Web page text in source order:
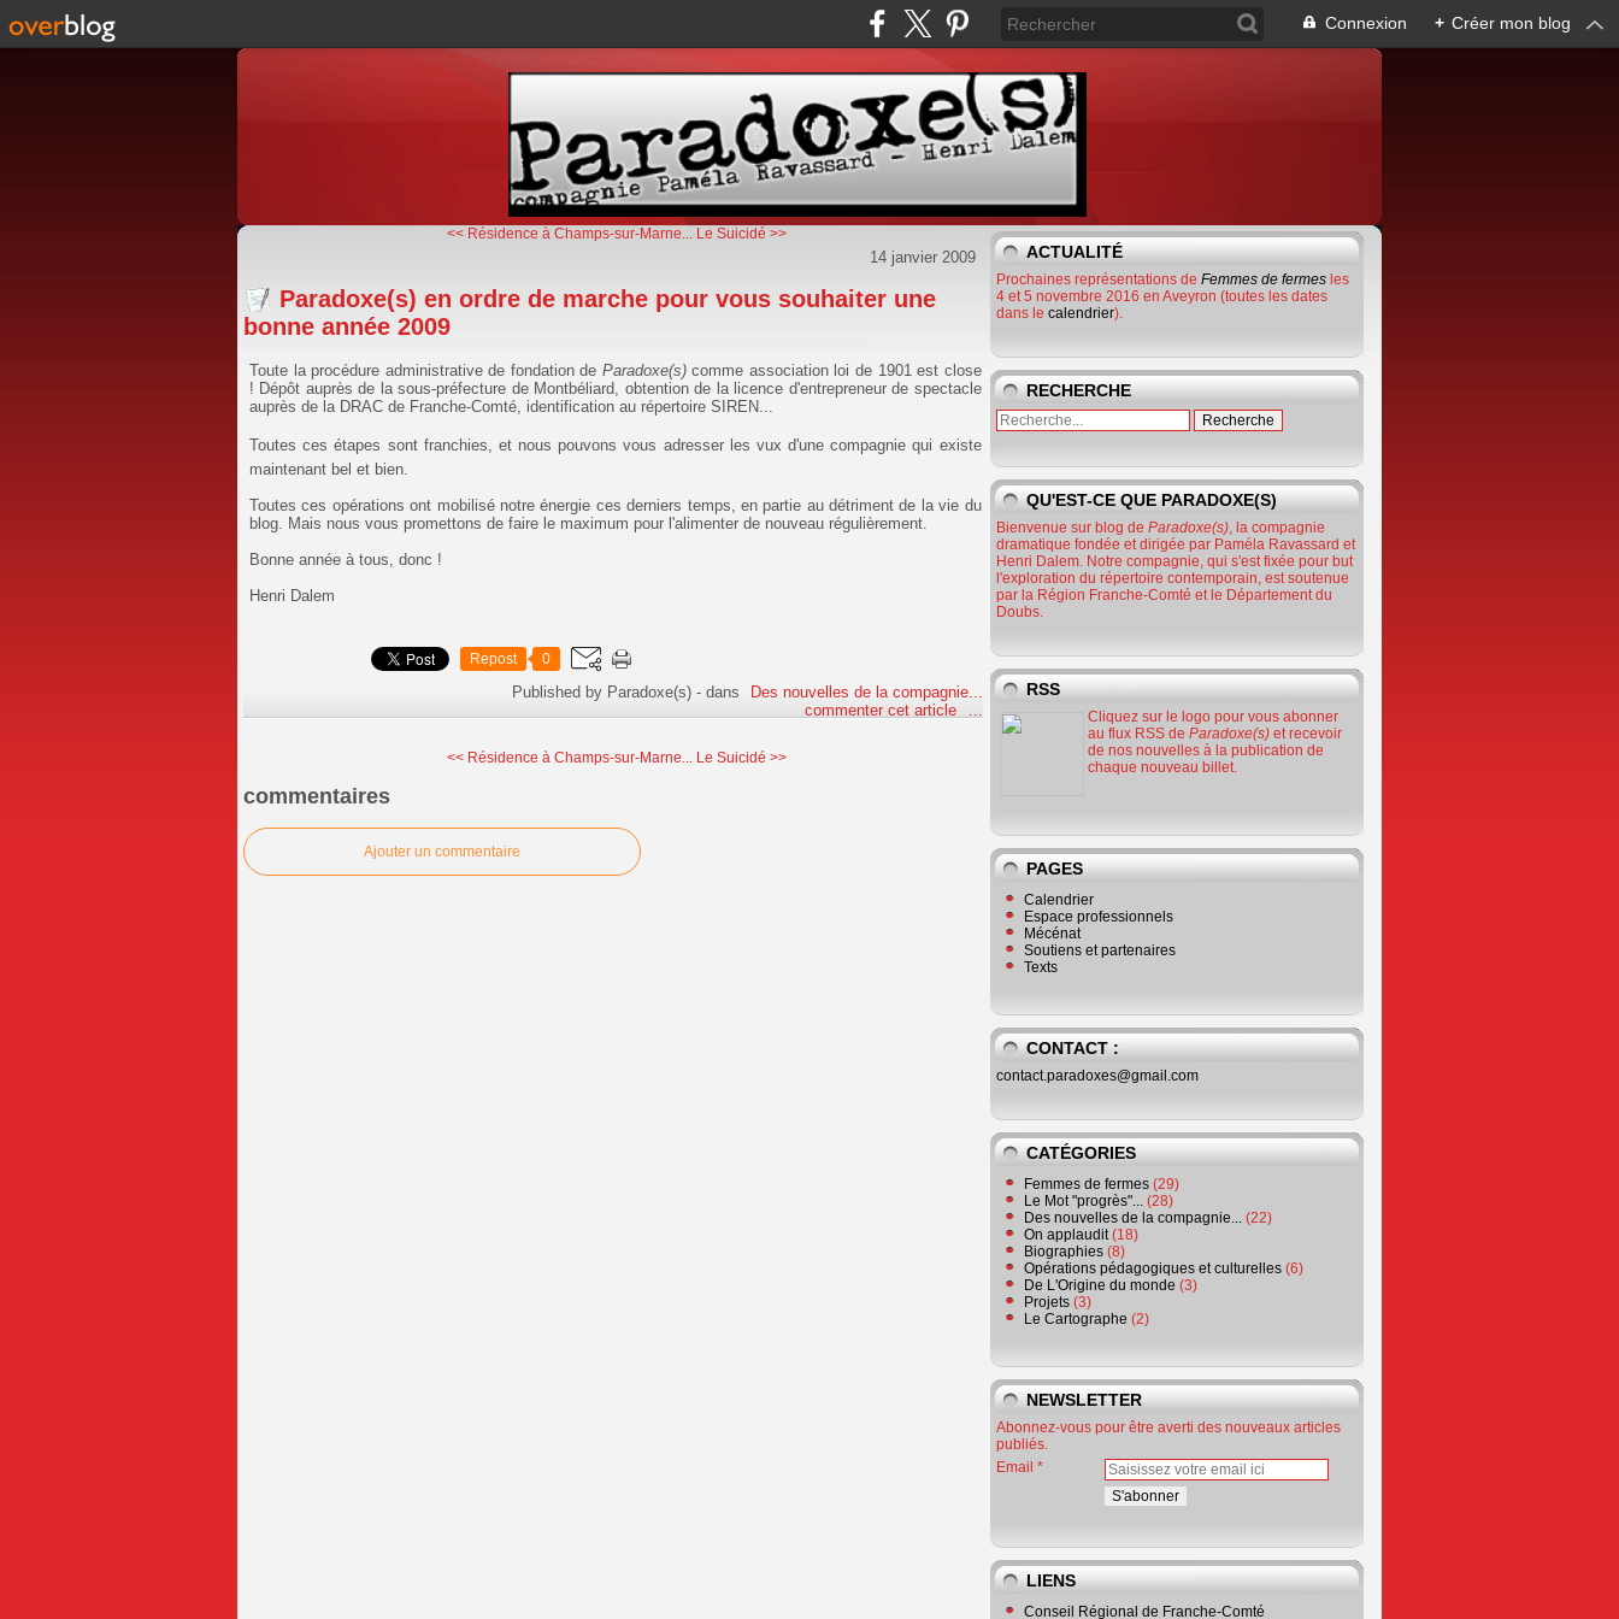
Connexion + Créer mon blog
<< Résidence à Champs-sur-Marne... Le Suicidé >>
14 janvier 2009
Paradoxe(s) en ordre de marche pour vous souhaiter une
bonne année 2009
Toute la procédure administrative de fondation de Paradoxe(s)comme association loi de 1901 est close
! Dépôt auprès de la sous-préfecture de Montbéliard, obtention de la licence d'entrepreneur de spectacle
auprès de la DRAC de Franche-Comté, identification au répertoire SIREN...
Toutes ces étapes sont franchies, et nous pouvons vous adresser les vux d'une compagnie qui existe
maintenant bel et bien.
Toutes ces opérations ont mobilisé notre énergie ces derniers temps, en partie au détriment de la vie du
blog. Mais nous vous promettons de faire le maximum pour l'alimenter de nouveau régulièrement.
Bonne année à tous, donc !
Henri Dalem
Repost 0
Published by Paradoxe(s) -dans
Des nouvelles de la compagnie...
commenter cet article
<< Résidence à Champs-sur-Marne... Le Suicidé >>
commentaires
Ajouter un commentaire
ACTUALITÉ
Prochaines représentations de Femmes de fermes les
4 et 5 novembre 2016 en Aveyron (toutes les dates
dans le calendrier).
RECHERCHE
QU'EST-CE QUE PARADOXE(S)
Bienvenue sur blog de Paradoxe(s), la compagnie
dramatique fondée et dirigée par Paméla Ravassard et
Henri Dalem. Notre compagnie, qui s'est fixée pour but
l'exploration du répertoire contemporain, est soutenue
par la Région Franche-Comté et le Département du
Doubs.
RSS
Cliquez sur le logo pour vous abonner
au flux RSS de Paradoxe(s) et recevoir
de nos nouvelles à la publication de
chaque nouveau billet.
PAGES
Calendrier
Espace professionnels
Mécénat
Soutiens et partenaires
Texts
CONTACT :
contact.paradoxes@gmail.com
CATÉGORIES
Femmes de fermes (29)
Le Mot "progrès"... (28)
Des nouvelles de la compagnie... (22)
On applaudit(18)
Biographies (8)
Opérations pédagogiques et culturelles (6)
De L'Origine du monde (3)
Projets (3)
Le Cartographe (2)
NEWSLETTER
Abonnez-vous pour être averti des nouveaux articles
publiés.
Email
LIENS
Conseil Régional de Franche-Comté